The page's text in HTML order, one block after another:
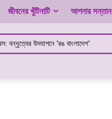
জীবনের খুঁটিনাটি আপনার সন্তান
বন্ধুত্বের উদযাপনে ‘রঙ বাংলাদেশ’